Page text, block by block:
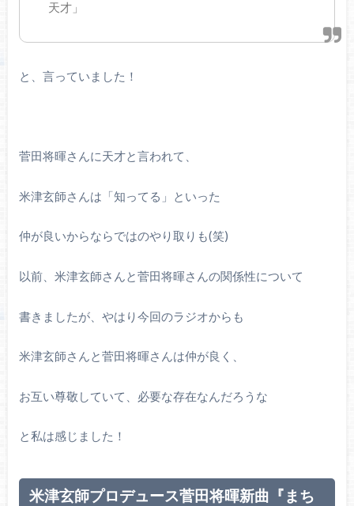
天才」
と、言っていました！
菅田将暉さんに天才と言われて、
米津玄師さんは「知ってる」といった
仲が良いからならではのやり取りも(笑)
以前、米津玄師さんと菅田将暉さんの関係性について
書きましたが、やはり今回のラジオからも
米津玄師さんと菅田将暉さんは仲が良く、
お互い尊敬していて、必要な存在なんだろうな
と私は感じました！
米津玄師プロデュース菅田将暉新曲『まち